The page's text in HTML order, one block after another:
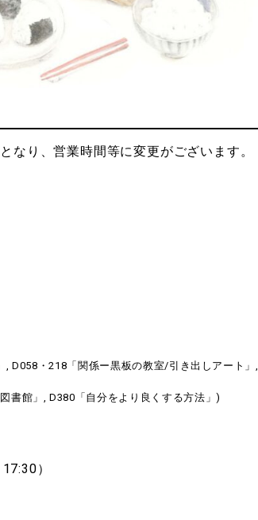
なり、営業時間等に変更がございます。
, D058・218「関係ー黒板の教室/引き出しアート
書館」, D380「自分をより良くする方法」)
）